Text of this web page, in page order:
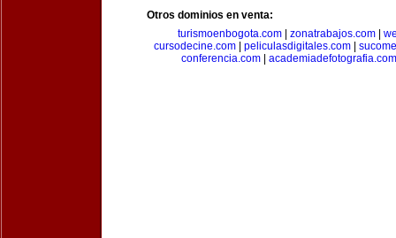
Otros dominios en venta:
turismoenbogota.com
zonatrabajos.com
cursodecine.com
peliculasdigitales.com
conferencia.com| academiadefotografia.com